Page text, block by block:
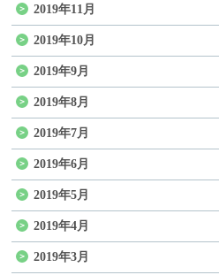
2019年11月
2019年10月
2019年9月
2019年8月
2019年7月
2019年6月
2019年5月
2019年4月
2019年3月